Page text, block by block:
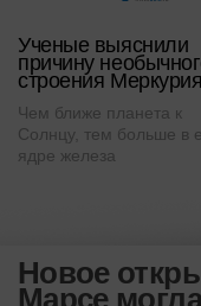
Ученые выяснили
причину
строения Меркурия
Чем ближе планета к
Солнцу, тем больше в
ядре железа
Новое
Марсе